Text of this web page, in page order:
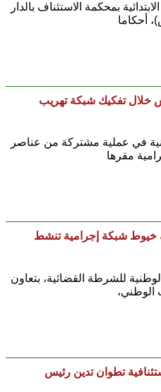
بمحكمة الاستئناف بالدار
خلال تفكيك شبكة تهريب
في عملية مشتركة من عناصر
مقرها
خيوط شبكة إجرامية تنشط
للشرطة القضائية، بتعاون
الوطني،
تطوان تدين رئيس